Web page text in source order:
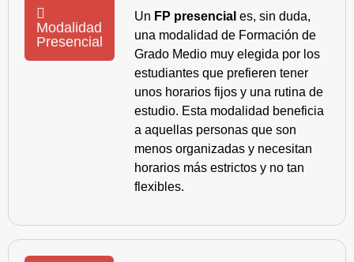
Modalidad
Presencial
Un FP presencial es, sin duda,
una modalidad de Formación de
Grado Medio muy elegida por los
estudiantes que prefieren tener
unos horarios fijos y una rutina de
estudio. Esta modalidad beneficia
a aquellas personas que son
menos organizadas y necesitan
horarios más estrictos y no tan
flexibles.